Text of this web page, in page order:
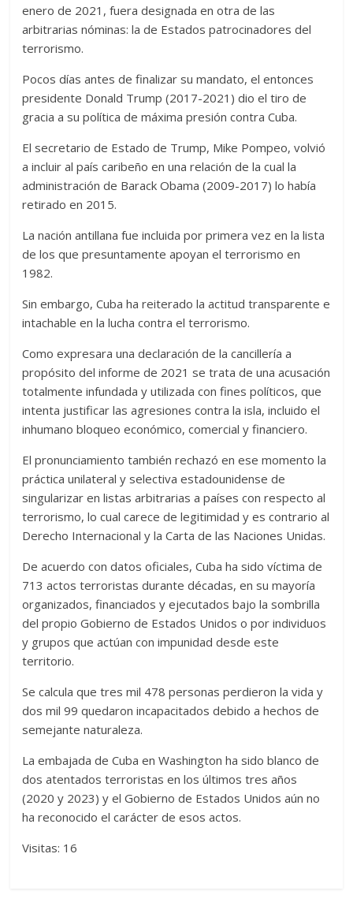
enero de 2021, fuera designada en otra de las
arbitrarias nóminas: la de Estados patrocinadores del
terrorismo.
Pocos días antes de finalizar su mandato, el entonces
presidente Donald Trump (2017-2021) dio el tiro de
gracia a su política de máxima presión contra Cuba.
El secretario de Estado de Trump, Mike Pompeo, volvió
a incluir al país caribeño en una relación de la cual la
administración de Barack Obama (2009-2017) lo había
retirado en 2015.
La nación antillana fue incluida por primera vez en la lista
de los que presuntamente apoyan el terrorismo en
1982.
Sin embargo, Cuba ha reiterado la actitud transparente e
intachable en la lucha contra el terrorismo.
Como expresara una declaración de la cancillería a
propósito del informe de 2021 se trata de una acusación
totalmente infundada y utilizada con fines políticos, que
intenta justificar las agresiones contra la isla, incluido el
inhumano bloqueo económico, comercial y financiero.
El pronunciamiento también rechazó en ese momento la
práctica unilateral y selectiva estadounidense de
singularizar en listas arbitrarias a países con respecto al
terrorismo, lo cual carece de legitimidad y es contrario al
Derecho Internacional y la Carta de las Naciones Unidas.
De acuerdo con datos oficiales, Cuba ha sido víctima de
713 actos terroristas durante décadas, en su mayoría
organizados, financiados y ejecutados bajo la sombrilla
del propio Gobierno de Estados Unidos o por individuos
y grupos que actúan con impunidad desde este
territorio.
Se calcula que tres mil 478 personas perdieron la vida y
dos mil 99 quedaron incapacitados debido a hechos de
semejante naturaleza.
La embajada de Cuba en Washington ha sido blanco de
dos atentados terroristas en los últimos tres años
(2020 y 2023) y el Gobierno de Estados Unidos aún no
ha reconocido el carácter de esos actos.
Visitas: 16